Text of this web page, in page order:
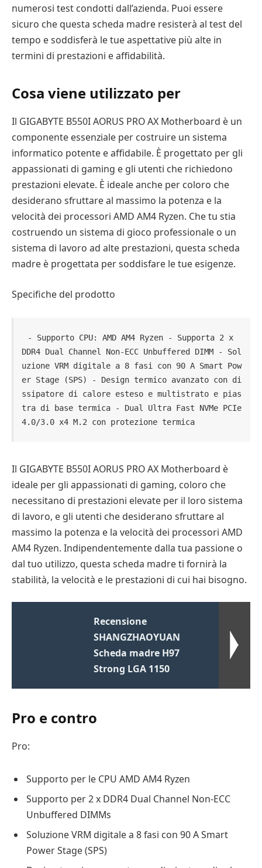
numerosi test condotti dall’azienda. Puoi essere
sicuro che questa scheda madre resisterà al test del
tempo e soddisferà le tue aspettative più alte in
termini di prestazioni e affidabilità.
Cosa viene utilizzato per
Il GIGABYTE B550I AORUS PRO AX Motherboard è un
componente essenziale per costruire un sistema
informatico potente e affidabile. È progettato per gli
appassionati di gaming e gli utenti che richiedono
prestazioni elevate. È ideale anche per coloro che
desiderano sfruttare al massimo la potenza e la
velocità dei processori AMD AM4 Ryzen. Che tu stia
costruendo un sistema di gioco professionale o un
sistema di lavoro ad alte prestazioni, questa scheda
madre è progettata per soddisfare le tue esigenze.
Specifiche del prodotto
- Supporto CPU: AMD AM4 Ryzen - Supporta 2 x
DDR4 Dual Channel Non-ECC Unbuffered DIMM - Sol
uzione VRM digitale a 8 fasi con 90 A Smart Pow
er Stage (SPS) - Design termico avanzato con di
ssipatore di calore esteso e multistrato e pias
tra di base termica - Dual Ultra Fast NVMe PCIe
4.0/3.0 x4 M.2 con protezione termica
Il GIGABYTE B550I AORUS PRO AX Motherboard è
ideale per gli appassionati di gaming, coloro che
necessitano di prestazioni elevate per il loro sistema
di lavoro, e gli utenti che desiderano sfruttare al
massimo la potenza e la velocità dei processori AMD
AM4 Ryzen. Indipendentemente dalla tua passione o
dal tuo utilizzo, questa scheda madre ti fornirà la
stabilità, la velocità e le prestazioni di cui hai bisogno.
Recensione
SHANGZHAOYUAN
Scheda madre H97
Strong LGA 1150
Pro e contro
Pro:
Supporto per le CPU AMD AM4 Ryzen
Supporto per 2 x DDR4 Dual Channel Non-ECC
Unbuffered DIMMs
Soluzione VRM digitale a 8 fasi con 90 A Smart
Power Stage (SPS)